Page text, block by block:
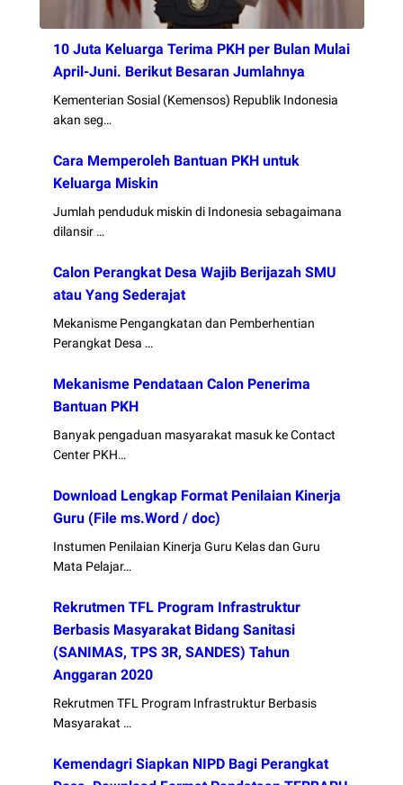
10 Juta Keluarga Terima PKH per Bulan Mulai
April-Juni. Berikut Besaran Jumlahnya
Kementerian Sosial (Kemensos) Republik Indonesia
akan seg…
Cara Memperoleh Bantuan PKH untuk
Keluarga Miskin
Jumlah penduduk miskin di Indonesia sebagaimana
dilansir …
Calon Perangkat Desa Wajib Berijazah SMU
atau Yang Sederajat
Mekanisme Pengangkatan dan Pemberhentian
Perangkat Desa …
Mekanisme Pendataan Calon Penerima
Bantuan PKH
Banyak pengaduan masyarakat masuk ke Contact
Center PKH…
Download Lengkap Format Penilaian Kinerja
Guru (File ms.Word / doc)
Instumen Penilaian Kinerja Guru Kelas dan Guru
Mata Pelajar…
Rekrutmen TFL Program Infrastruktur
Berbasis Masyarakat Bidang Sanitasi
(SANIMAS, TPS 3R, SANDES) Tahun
Anggaran 2020
Rekrutmen TFL Program Infrastruktur Berbasis
Masyarakat …
Kemendagri Siapkan NIPD Bagi Perangkat